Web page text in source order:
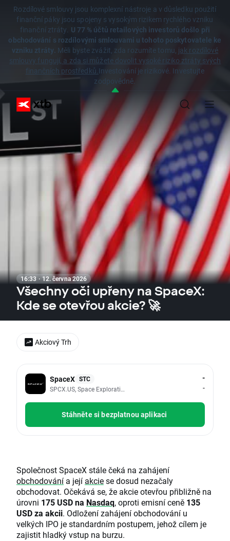
Rozdílové smlouvy jsou komplexní nástroje a v důsledku použití
finanční páky jsou spojeny s vysokým rizikem rychlého vzniku
finanční ztráty. U 77 % účtů retailových investorů došlo při
obchodování s rozdílovými smlouvami u tohoto poskytovatele ke
vzniku ztráty. Měli byste zvážit, zda rozumíte tomu, jak rozdílové
smlouvy fungují, a zda si můžete dovolit vysoké riziko ztráty svých
finančních prostředků.Investování je rizikové. Investujte
zodpovědně.
16:33 · 12. června 2026
Všechny oči upřeny na SpaceX:
Kde se otevřou akcie? 🚀
SpaceX STC
SPCX.US, Space Exploration Technologies Corp
-
-
Stáhněte si bezplatnou aplikaci
Společnost SpaceX stále čeká na zahájení
obchodování a její akciese dosud nezačaly
obchodovat. Očekává se, že akcie otevřou přibližně na
úrovni 175 USD na Nasdaq, oproti emisní ceně 135
USD za akcii. Odložení zahájení obchodování u
velkých IPO je standardním postupem, jehož cílem je
zajistit hladký vstup na burzu.
Akciový Trh